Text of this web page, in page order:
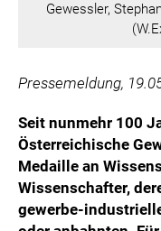
COCA COLA
PRESSEKONTAKT
Gewessler,
Pressemeldung,
Seit nunmehr 100
Österreichische
Medaille an
Wissenschafter,
gewerbe-